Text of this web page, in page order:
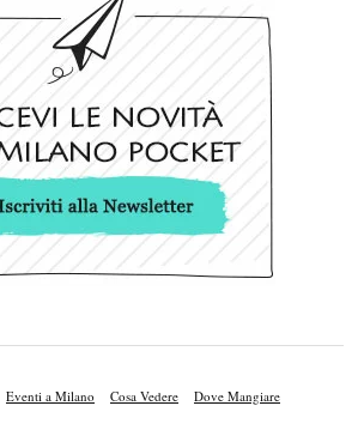
Eventi a Milano Cosa Vedere Dove Mangiare